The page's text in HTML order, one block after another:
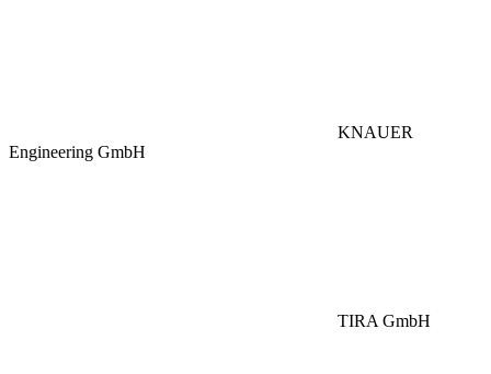
KNAUER
Engineering GmbH
TIRA GmbH